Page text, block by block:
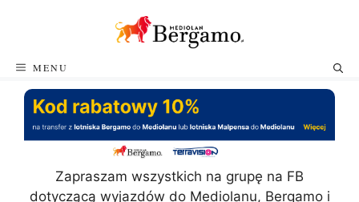
MENU
Zapraszam wszystkich na grupę na FB
dotyczącą wyjazdów do Mediolanu, Bergamo i